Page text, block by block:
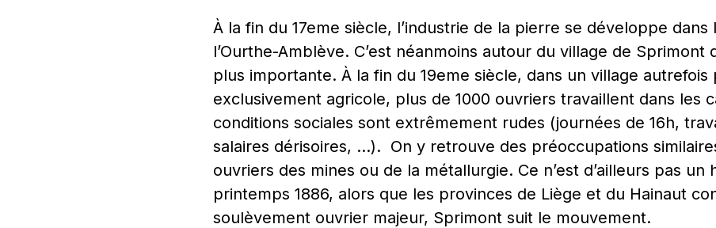
À la fin du 17eme siècle, l’industrie de la pierre se développe dans
l’Ourthe-Amblève. C’est néanmoins autour du village de Sprimont
plus importante. À la fin du 19eme siècle, dans un village autrefois
exclusivement agricole, plus de 1000 ouvriers travaillent dans les
conditions sociales sont extrêmement rudes (journées de 16h,
salaires dérisoires, …). On y retrouve des préoccupations
ouvriers des mines ou de la métallurgie. Ce n’est d’ailleurs pas un
printemps 1886, alors que les provinces de Liège et du Hainaut
soulèvement ouvrier majeur, Sprimont suit le mouvement.